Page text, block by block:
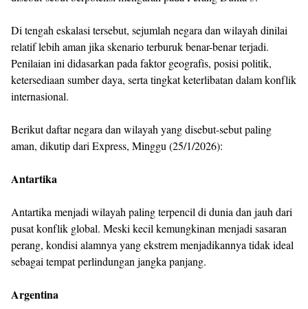
Di tengah eskalasi tersebut, sejumlah negara dan wilayah dinilai
relatif lebih aman jika skenario terburuk benar-benar terjadi.
Penilaian ini didasarkan pada faktor geografis, posisi politik,
ketersediaan sumber daya, serta tingkat keterlibatan dalam konflik
internasional.
Berikut daftar negara dan wilayah yang disebut-sebut paling
aman, dikutip dari Express, Minggu (25/1/2026):
Antartika
Antartika menjadi wilayah paling terpencil di dunia dan jauh dari
pusat konflik global. Meski kecil kemungkinan menjadi sasaran
perang, kondisi alamnya yang ekstrem menjadikannya tidak ideal
sebagai tempat perlindungan jangka panjang.
Argentina